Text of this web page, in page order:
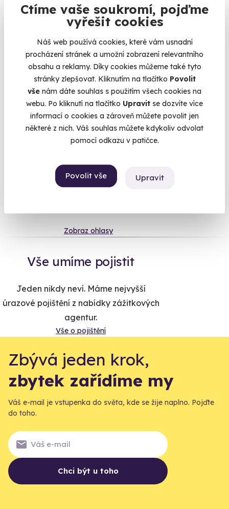
Ctíme vaše soukromí, pojďme
vyřešit cookies
Náš web používá cookies, které vám usnadní
procházení stránek a umožní zobrazení relevantního
obsahu a reklamy. Díky cookies můžeme také tyto
stránky zlepšovat. Kliknutím na tlačítko Povolit
vše nám dáte souhlas s použitím všech cookies na
webu. Po kliknutí na tlačítko Upravit se dozvíte více
informací o cookies a zároveň můžete povolit jen
některé z nich. Váš souhlas můžete kdykoliv odvolat
pomocí odkazu v patičce.
Povolit vše Upravit
Po mnoha letech studia, zkoušek a po odevzdání diplomové
práce konečně zasloužená odměna. Promoce je chvíle, kdy
jedna životní epocha končí, rodiče a prarodiče se dmou
pýchou, někteří spolužáci jsou navlečení do obleků a šatu z
tanečních a příbuzní by rádi koupili nějaký dárek. Dárek,
kterým vyjádří, jak jsou na Vás pyšní a jak jsou vlastně rádi,
že jste tu školu už konečně dodělali. Hledají něco neobvyklého
a originálního, něco, na co budete dlouho vzpomínat a něco,
co vám zůstane, stejně jako titul, celý život.
96% spokojenost zákazníků.
Zobraz ohlasy
Vše umíme pojistit
Jeden nikdy neví. Máme nejvyšší
úrazové pojištění z nabídky zážitkových
agentur.
Vše o pojištění
Zbývá jeden krok,
zbytek zařídíme my
Váš e-mail je vstupenka do světa, kde se žije naplno. Pojďte
do toho.
Chci být u toho